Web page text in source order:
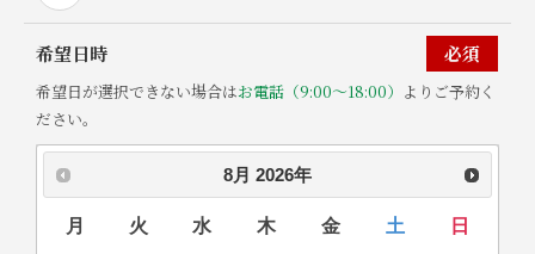
希望日時 必須
希望日が選択できない場合はお電話（9:00～18:00） よりご予約く
ださい。
8月 2026年
月 火 水 木 金 土 日